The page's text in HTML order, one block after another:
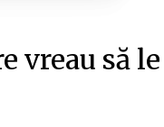
vreau să le